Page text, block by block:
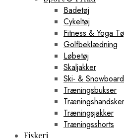
Badetøj
Cykeltøj
Fitness & Yoga
Golfbeklædning
Løbetøj
Skaljakker
Ski- &
Træningsbukser
Træningshandsker
Træningsjakker
Træningsshorts
Fiskeri